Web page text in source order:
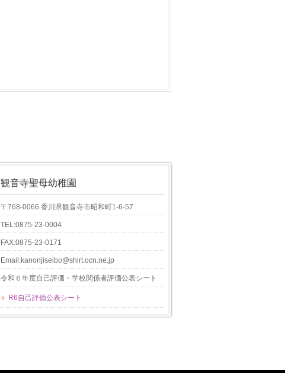
観音寺聖母幼稚園
〒768-0066 香川県観音寺市昭和町1-6-57
TEL:0875-23-0004
FAX:0875-23-0171
Email:kanonjiseibo@shirt.ocn.ne.jp
令和６年度自己評価・学校関係者評価公表シート
R6自己評価公表シート